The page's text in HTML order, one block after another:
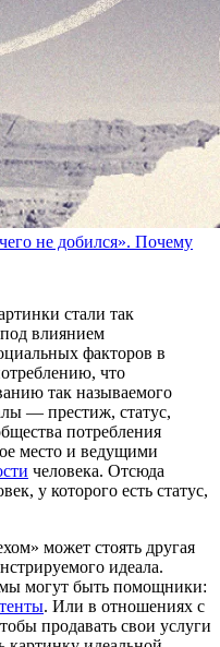
не добился». Почему
стали так
влиянием
факторов в
что
так называемого
— престиж, статус,
потребления
место и ведущими
человека. Отсюда
у которого есть статус,
может стоять другая
идеала.
могут быть помощники:
. Или в отношениях с
продавать свои услуги